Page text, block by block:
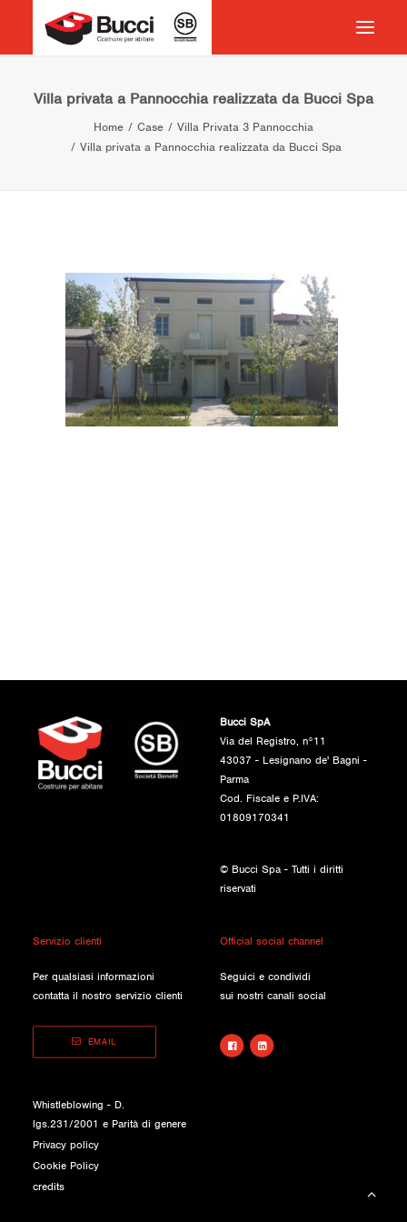
HOME
COSTRUIRE PER ABITARE
NEWS
CONTATTI
VOCABOLARIO
RICERCA
Villa privata a Pannocchia realizzata da Bucci Spa
Home Case
Villa Privata 3 Pannocchia
Villa privata a Pannocchia realizzata da Bucci Spa
Bucci SpA
Via del Registro, n°11
43037 - Lesignano de' Bagni -
Parma
Cod. Fiscale e P.IVA:
01809170341
© Bucci Spa - Tutti i diritti
riservati
Servizio clienti
Per qualsiasi informazioni
contatta il nostro servizio clienti
EMAIL
Official social channel
Seguici e condividi
sui nostri canali social
Whistleblowing - D.
lgs.231/2001 e Parità di genere
Privacy policy
Cookie Policy
credits